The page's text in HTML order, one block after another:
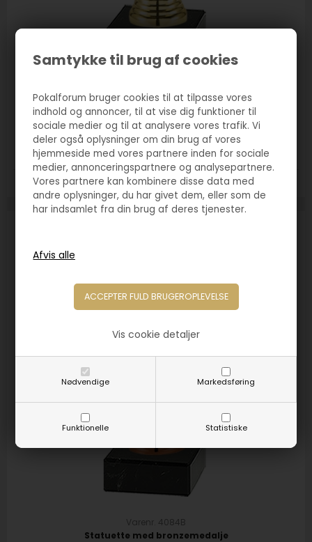
Samtykke til brug af cookies
Pokalforum bruger cookies til at tilpasse vores
indhold og annoncer, til at vise dig funktioner til
sociale medier og til at analysere vores trafik. Vi
deler også oplysninger om din brug af vores
hjemmeside med vores partnere inden for sociale
medier, annonceringspartnere og analysepartnere.
Vores partnere kan kombinere disse data med
andre oplysninger, du har givet dem, eller som de
har indsamlet fra din brug af deres tjenester.
Nødvendige Markedsføring
Funktionelle Statistiske
Vis cookie detaljer
Varenr. 4084G
Statuette med guldmedalje
70,00DKK
Størrelse:185mm
Varenr. 4084B
Statuette med bronzemedalje